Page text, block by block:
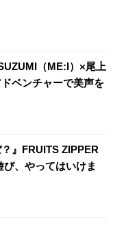
（ME:I）×尾上
ベンチャーで美声を
』FRUITS ZIPPER
、やってはいけま